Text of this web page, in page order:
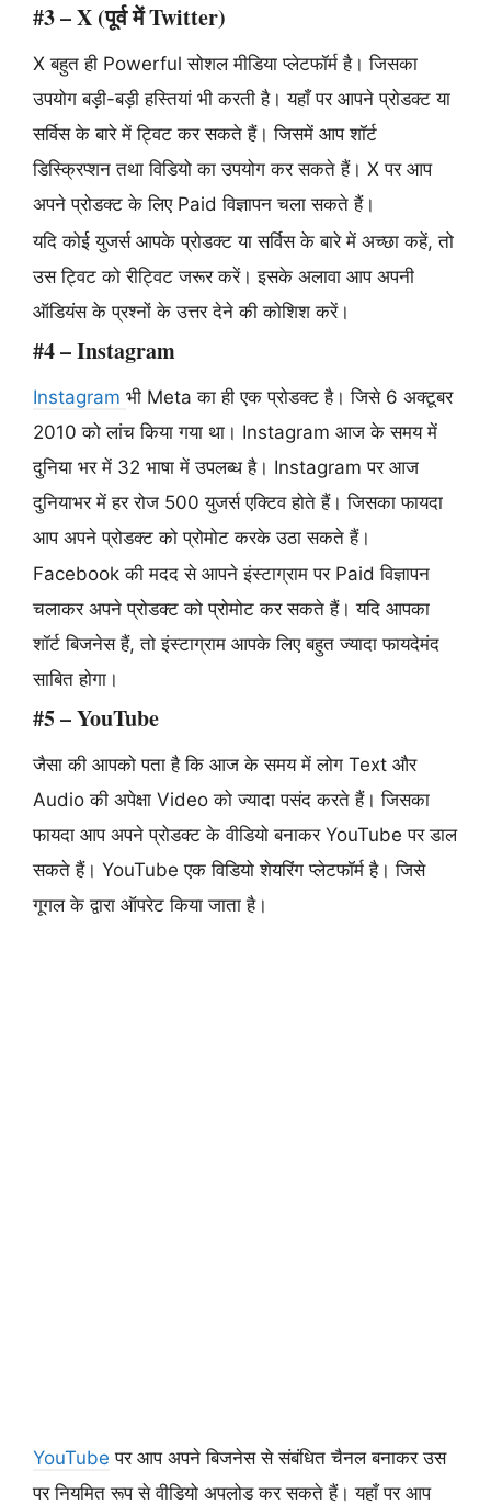
#3 – X (पूर्व में Twitter)
X बहुत ही Powerful सोशल मीडिया प्लेटफॉर्म है। जिसका
उपयोग बड़ी-बड़ी हस्तियां भी करती है। यहाँ पर आपने प्रोडक्ट या
सर्विस के बारे में ट्विट कर सकते हैं। जिसमें आप शॉर्ट
डिस्क्रिप्शन तथा विडियो का उपयोग कर सकते हैं। X पर आप
अपने प्रोडक्ट के लिए Paid विज्ञापन चला सकते हैं।
यदि कोई युजर्स आपके प्रोडक्ट या सर्विस के बारे में अच्छा कहें, तो
उस ट्विट को रीट्विट जरूर करें। इसके अलावा आप अपनी
ऑडियंस के प्रश्नों के उत्तर देने की कोशिश करें।
#4 – Instagram
Instagram भी Meta का ही एक प्रोडक्ट है। जिसे 6 अक्टूबर
2010 को लांच किया गया था। Instagram आज के समय में
दुनिया भर में 32 भाषा में उपलब्ध है। Instagram पर आज
दुनियाभर में हर रोज 500 युजर्स एक्टिव होते हैं। जिसका फायदा
आप अपने प्रोडक्ट को प्रोमोट करके उठा सकते हैं।
Facebook की मदद से आपने इंस्टाग्राम पर Paid विज्ञापन
चलाकर अपने प्रोडक्ट को प्रोमोट कर सकते हैं। यदि आपका
शॉर्ट बिजनेस हैं, तो इंस्टाग्राम आपके लिए बहुत ज्यादा फायदेमंद
साबित होगा।
#5 – YouTube
जैसा की आपको पता है कि आज के समय में लोग Text और
Audio की अपेक्षा Video को ज्यादा पसंद करते हैं। जिसका
फायदा आप अपने प्रोडक्ट के वीडियो बनाकर YouTube पर डाल
सकते हैं। YouTube एक विडियो शेयरिंग प्लेटफॉर्म है। जिसे
गूगल के द्वारा ऑपरेट किया जाता है।
YouTube पर आप अपने बिजनेस से संबंधित चैनल बनाकर उस
पर नियमित रूप से वीडियो अपलोड कर सकते हैं। यहाँ पर आप